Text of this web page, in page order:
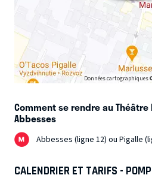
valide. Si ce point de départ est
responsabilité car l’intime peut
et il est aussi politique.
Nous aspirons à un théâtre reflet de
rappelle à nous-mêmes. Un lieu où
ont plaisir à être et à partager. Un
souffle des acteurs, les auteurs
en toute liberté.
Données cartographiques
Comment se rendre au
Abbesses
Abbesses (ligne 12) ou Pigalle
CALENDRIER ET TARIFS -